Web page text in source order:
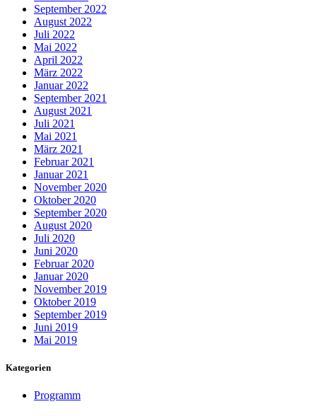
September 2022
August 2022
Juli 2022
Mai 2022
April 2022
März 2022
Januar 2022
September 2021
August 2021
Juli 2021
Mai 2021
März 2021
Februar 2021
Januar 2021
November 2020
Oktober 2020
September 2020
August 2020
Juli 2020
Juni 2020
Februar 2020
Januar 2020
November 2019
Oktober 2019
September 2019
Juni 2019
Mai 2019
Kategorien
Programm